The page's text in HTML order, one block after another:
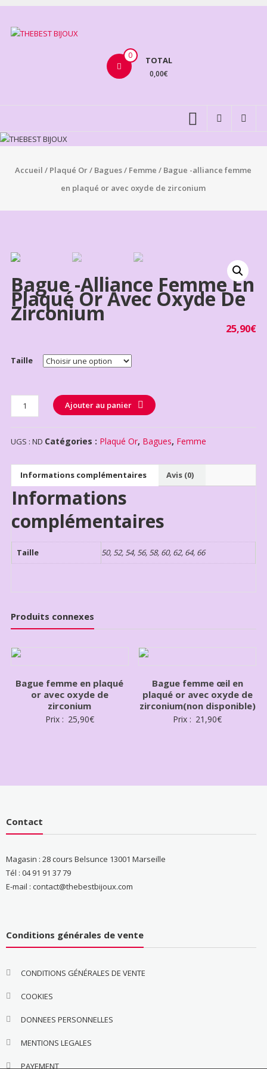
Aller
contenu
BIJOUX
0 TOTAL
0,00€
Accueil / Plaqué Or/ Bagues/ Femme / Bague -alliance femme
en plaqué or avec oxyde de zirconium
Bague -alliance Femme En
Plaqué Or Avec Oxyde De
Zirconium
25,90€
Taille
Quantité Ajouter au panier
UGS : ND Catégories : Plaqué Or, Bagues, Femme
Informations complémentaires Avis (0)
Informations
complémentaires
Taille 50, 52, 54, 56, 58, 60, 62, 64, 66
Produits connexes
Bague femme en plaqué
or avec oxyde de
zirconium
Prix : 25,90€
Bague femme œil en
plaqué or avec oxyde de
zirconium(non disponible)
Prix : 21,90€
Contact
Magasin : 28 cours Belsunce 13001 Marseille
Tél : 04 91 91 37 79
E-mail : contact@thebestbijoux.com
Conditions générales de vente
CONDITIONS GÉNÉRALES DE VENTE
COOKIES
DONNEES PERSONNELLES
MENTIONS LEGALES
PAYEMENT